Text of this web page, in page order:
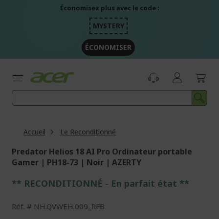
Économisez plus avec le code :
MYSTERY
ÉCONOMISER
Accueil Le Reconditionné
Predator Helios 18 AI Pro Ordinateur portable
Gamer | PH18-73 | Noir | AZERTY
** RECONDITIONNÉ - En parfait état **
Réf. NH.QVWEH.009_RFB